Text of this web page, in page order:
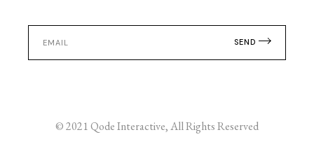
SEND
© 2021Qode Interactive, All Rights Reserved